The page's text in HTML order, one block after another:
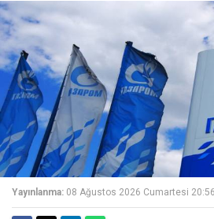
Yayınlanma: 08 Ağustos 2026 Cumartesi 20:56